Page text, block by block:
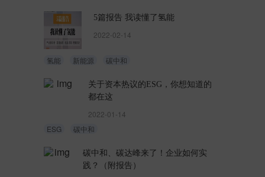
5篇报告 我读懂了氢能
2022-02-14
氢能 新能源 碳中和
关于资本热议的ESG，你想知道的
都在这
2022-01-14
ESG
碳中和
碳中和、碳达峰来了！企业如何实
践？（附报告）